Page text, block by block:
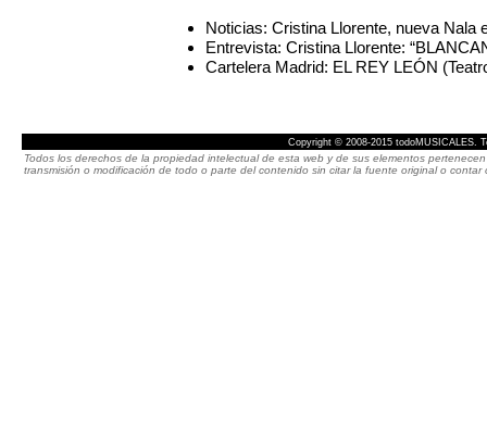
Noticias: Cristina Llorente, nueva Nala
Entrevista: Cristina Llorente:
Cartelera Madrid: EL REY LEÓN
Copyright © 2008-2015 todoMUSICALES.
Todos los derechos de la propiedad intelectual de esta web y de sus elementos
transmisión o modificación de todo o parte del contenido sin citar la fuente original o